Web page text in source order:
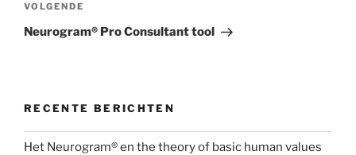
Volgend
bericht
VOLGENDE
Neurogram® Pro Consultant tool
RECENTE BERICHTEN
Het Neurogram® en the theory of basic human values